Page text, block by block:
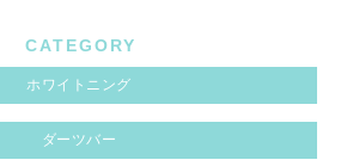
CATEGORY
ホワイトニング
ダーツバー